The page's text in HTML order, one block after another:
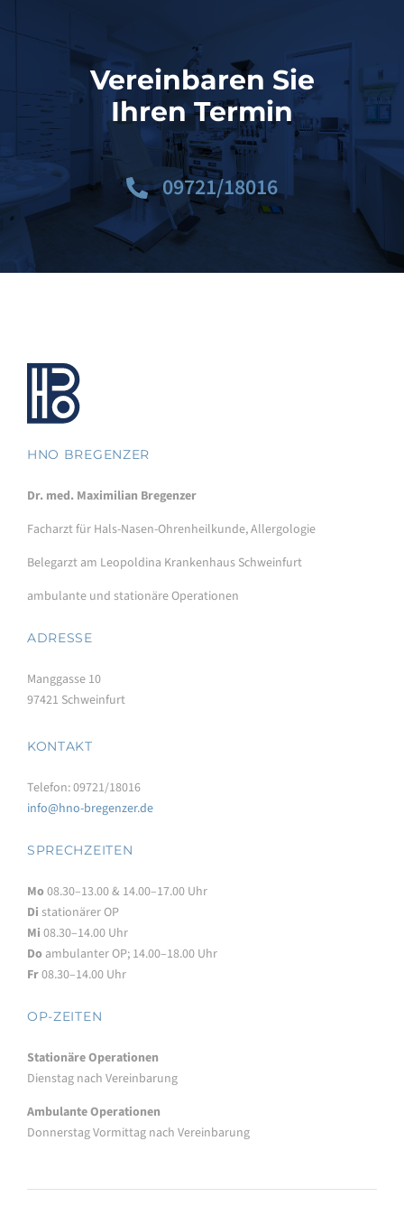
Vereinbaren Sie
Ihren Termin
09721/18016
HNO BREGENZER
Dr. med. Maximilian Bregenzer
Facharzt für Hals-Nasen-Ohrenheilkunde, Allergologie
Belegarzt am Leopoldina Krankenhaus Schweinfurt
ambulante und stationäre Operationen
ADRESSE
Manggasse 10
97421 Schweinfurt
KONTAKT
Telefon: 09721/18016
info@hno-bregenzer.de
SPRECHZEITEN
Mo08.30–13.00 & 14.00–17.00 Uhr
Di stationärer OP
Mi 08.30–14.00 Uhr
Doambulanter OP; 14.00–18.00 Uhr
Fr08.30–14.00 Uhr
OP-ZEITEN
Stationäre Operationen
Dienstag nach Vereinbarung
Ambulante Operationen
Donnerstag Vormittag nach Vereinbarung